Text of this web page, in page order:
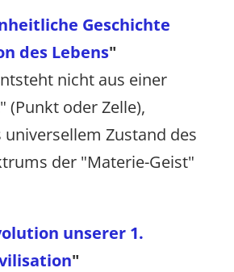
Geschichte
des Lebens"
nicht aus einer
(Punkt oder Zelle),
universellem Zustand des
der "Materie-Geist"
unserer 1.
"